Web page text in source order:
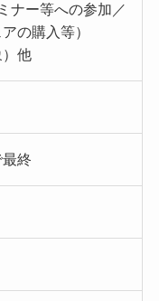
ナー等への参加／
の購入等）
）他
終